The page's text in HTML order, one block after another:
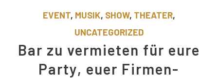
EVENT, MUSIK, SHOW, THEATER,
UNCATEGORIZED
Bar zu vermieten für eure
Party, euer Firmen-